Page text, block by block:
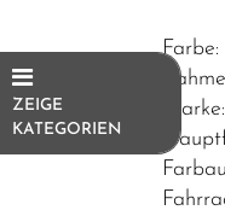
ZEIGE
KATEGORIEN
Farbe: